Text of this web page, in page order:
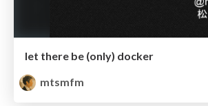
let there be (only) docker
mtsmfm